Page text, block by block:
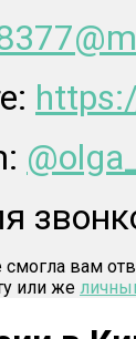
смогла вам
или же